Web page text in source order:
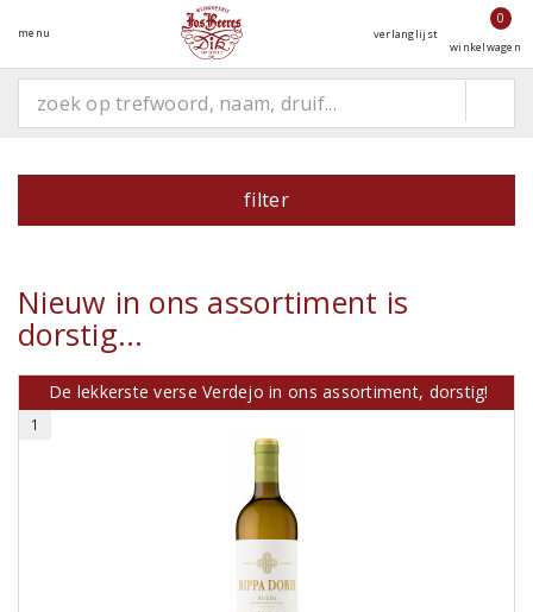
menu verlanglijst
0
winkelwagen
filter
Nieuw in ons assortiment is
dorstig...
De lekkerste verse Verdejo in ons assortiment, dorstig!
1